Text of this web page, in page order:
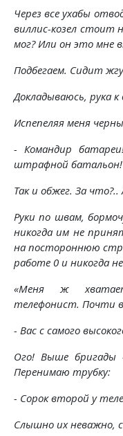
Через все ухабы
виллис-козел стоит
мог? Или он это мне
Подбегаем. Сидит
Докладываюсь, рука к
Испепеляя меня
- Командир
штрафной батальон!
Так и обжег. За
Руки по швам,
никогда им не
на постороннюю
работе 0 и никогда
«Меня ж
телефонист. Почти
- Вас с самого
Ого! Выше
Перенимаю трубку:
- Сорок второй у
Слышно их неважно,